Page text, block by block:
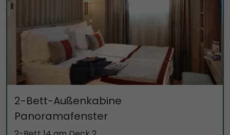
2-Bett-Außenkabine
Panoramafenster